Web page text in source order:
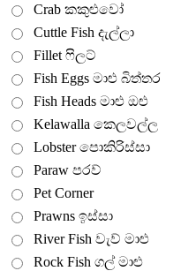
Crab කකුළුවෝ
Cuttle Fish දැල්ලා
Fillet ෆිලට්
Fish Eggs මාළු බිත්තර
Fish Heads මාළු ඔළු
Kelawalla කෙලවල්ල
Lobster පොකිරිස්සා
Paraw පරව්
Pet Corner
Prawns ඉස්සා
River Fish වැව් මාළු
Rock Fish ගල් මාළු